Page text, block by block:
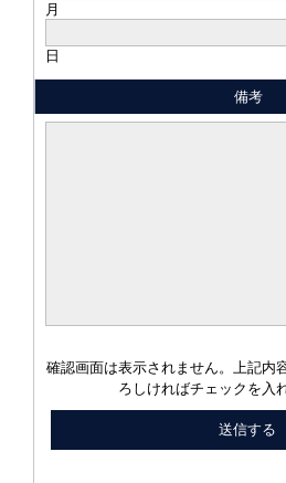
月
日
備考
確認画面は表示されません。上記内
ろしければチェックを入